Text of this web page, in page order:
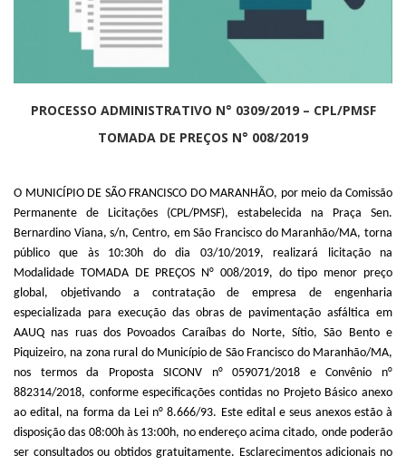
PROCESSO ADMINISTRATIVO N° 0309/2019 – CPL/PMSF
TOMADA DE PREÇOS N° 008/2019
O MUNICÍPIO DE SÃO FRANCISCO DO MARANHÃO, por meio da Comissão
Permanente de Licitações (CPL/PMSF), estabelecida na Praça Sen.
Bernardino Viana, s/n, Centro, em São Francisco do Maranhão/MA, torna
público que às 10:30h do dia 03/10/2019, realizará licitação na
Modalidade TOMADA DE PREÇOS N° 008/2019, do tipo menor preço
global, objetivando a contratação de empresa de engenharia
especializada para execução das obras de pavimentação asfáltica em
AAUQ nas ruas dos Povoados Caraíbas do Norte, Sítio, São Bento e
Piquizeiro, na zona rural do Município de São Francisco do Maranhão/MA,
nos termos da Proposta SICONV n° 059071/2018 e Convênio n°
882314/2018, conforme especificações contidas no Projeto Básico anexo
ao edital, na forma da Lei n° 8.666/93. Este edital e seus anexos estão à
disposição das 08:00h às 13:00h, no endereço acima citado, onde poderão
ser consultados ou obtidos gratuitamente. Esclarecimentos adicionais no